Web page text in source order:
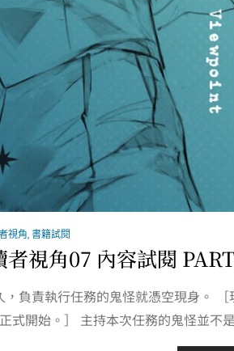
視角 書籍試閱
者視角07 內容試閱
負責執行任務的鬼怪就憑空現身。 ［
式開始。］ 主持本次任務的鬼怪並不